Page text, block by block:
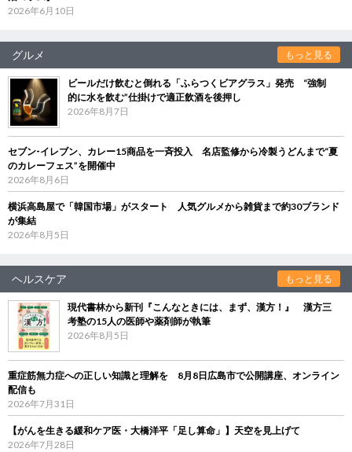
2026年6月10日
グルメ もっと見る
ビールだけ飲むと倒れる「ふらつくビアグラス」発売 “強制
的に水を飲む”仕掛けで適正飲酒を後押し
2026年8月7日
セブン‐イレブン、カレー15商品を一斉投入 名店監修から冷製うどんまで“夏
のカレーフェス”を開催中
2026年8月6日
横浜高島屋で「韓国市場」がスタート 人気グルメから雑貨まで約30ブランド
が集結
2026年8月5日
ヘルスケア もっと見る
現代書林から新刊『こんなときには、まず、漢方！』 漢方三
考塾の15人の医師や薬剤師が執筆
2026年8月5日
重症筋無力症への正しい知識と理解を 8月8日広島市で公開講座、オンライン
配信も
2026年7月31日
【がんを生きる緩和ケア医・大橋洋平「足し算命」】天空を見上げて
2026年7月28日